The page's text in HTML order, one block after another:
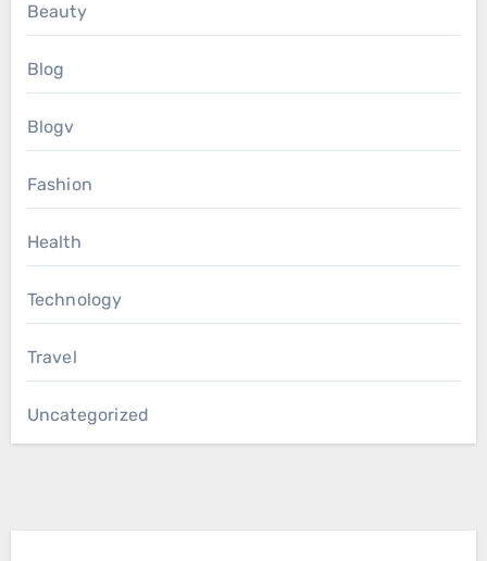
Beauty
Blog
Blogv
Fashion
Health
Technology
Travel
Uncategorized